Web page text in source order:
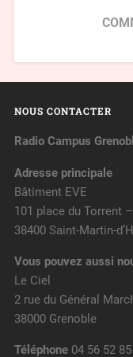
NOUS CONTACTER
Radio Campus
Adresse principale
Bâtiment EVE
101 place du Torrent
38400 Saint-Martin-
Vous pouvez aussi
Le Ciel
2 rue du Général
38000 Grenoble
Téléphone04 56 52